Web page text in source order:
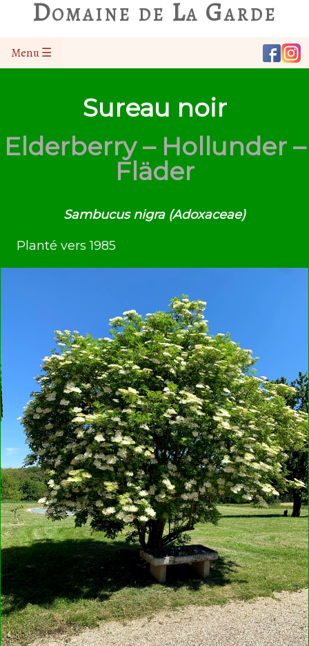
Domaine de La Garde
Menu ☰
Sureau noir
Elderberry – Hollunder –
Fläder
Sambucus nigra (Adoxaceae)
Planté vers 1985